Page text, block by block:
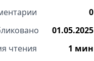
0
01.05.2025
чтения
1 мин